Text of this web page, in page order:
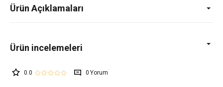
Ürün Açıklamaları
0.0 0